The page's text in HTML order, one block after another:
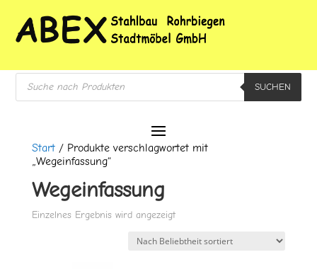
Products
search
SUCHEN
Start/ Produkte verschlagwortet mit
„Wegeinfassung“
Wegeinfassung
Einzelnes Ergebnis wird angezeigt